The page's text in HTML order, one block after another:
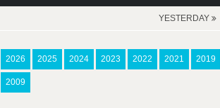
YESTERDAY
2026 2025 2024 2023 2022 2021 2019
2009